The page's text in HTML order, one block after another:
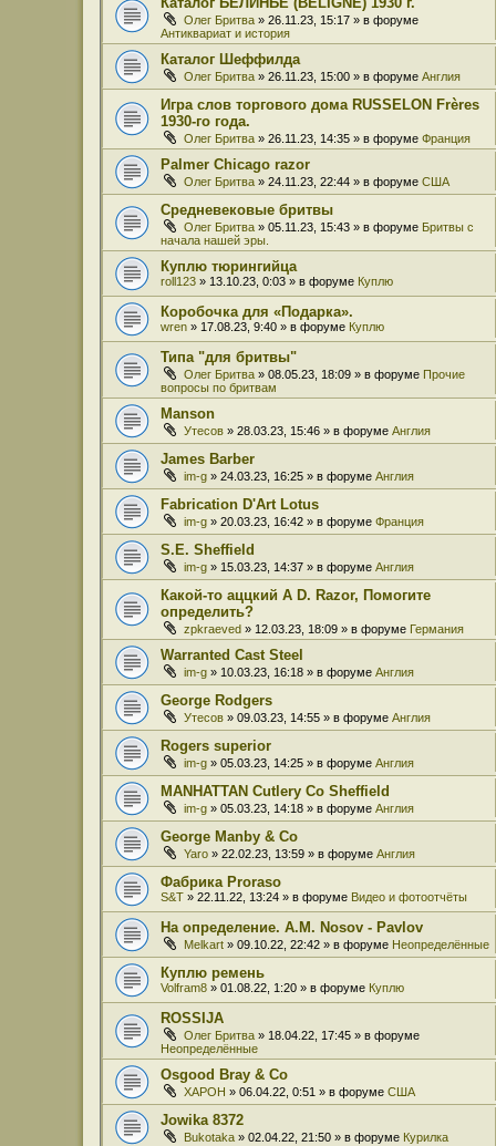
Олег Бритва » 26.11.23, 15:17 » в форуме
Антиквариат и история
Каталог Шеффилда
Олег Бритва » 26.11.23, 15:00 » в форуме Англия
Игра слов торгового дома RUSSELON Frères
1930-го года.
Олег Бритва » 26.11.23, 14:35 » в форуме Франция
Palmer Chicago razor
Олег Бритва » 24.11.23, 22:44 » в форуме США
Средневековые бритвы
Олег Бритва » 05.11.23, 15:43 » в форуме Бритвы с
начала нашей эры.
Куплю тюрингийца
roll123 » 13.10.23, 0:03 » в форуме Куплю
Коробочка для «Подарка».
wren » 17.08.23, 9:40 » в форуме Куплю
Типа "для бритвы"
Олег Бритва » 08.05.23, 18:09 » в форуме Прочие
вопросы по бритвам
Manson
Утесов » 28.03.23, 15:46 » в форуме Англия
James Barber
im-g » 24.03.23, 16:25 » в форуме Англия
Fabrication D'Art Lotus
im-g » 20.03.23, 16:42 » в форуме Франция
S.E. Sheffield
im-g » 15.03.23, 14:37 » в форуме Англия
Какой-то аццкий A D. Razor, Помогите
определить?
zpkraeved » 12.03.23, 18:09 » в форуме Германия
Warranted Cast Steel
im-g » 10.03.23, 16:18 » в форуме Англия
George Rodgers
Утесов » 09.03.23, 14:55 » в форуме Англия
Rogers superior
im-g » 05.03.23, 14:25 » в форуме Англия
MANHATTAN Cutlery Co Sheffield
im-g » 05.03.23, 14:18 » в форуме Англия
George Manby & Co
Yaro » 22.02.23, 13:59 » в форуме Англия
Фабрика Proraso
S&T » 22.11.22, 13:24 » в форуме Видео и фотоотчёты
На определение. A.M. Nosov - Pavlov
Melkart » 09.10.22, 22:42 » в форуме Неопределённые
Куплю ремень
Volfram8 » 01.08.22, 1:20 » в форуме Куплю
ROSSIJA
Олег Бритва » 18.04.22, 17:45 » в форуме
Неопределённые
Osgood Bray & Co
XAPOH » 06.04.22, 0:51 » в форуме США
Jowika 8372
Bukotaka » 02.04.22, 21:50 » в форуме Курилка